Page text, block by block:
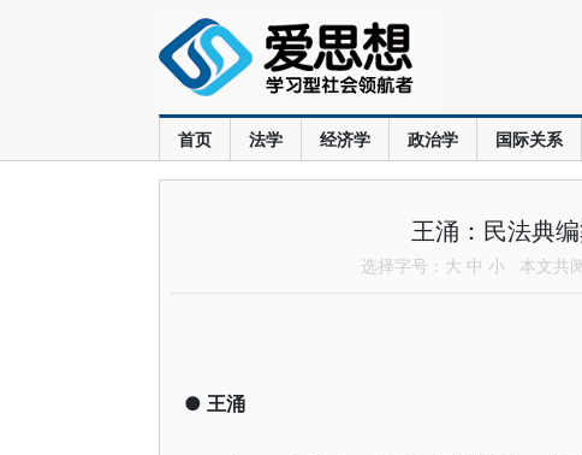
首页 法学 经济学 政治学 国际关系
王涌：民法典
选择字号： 大 中 小 本文共
● 王涌